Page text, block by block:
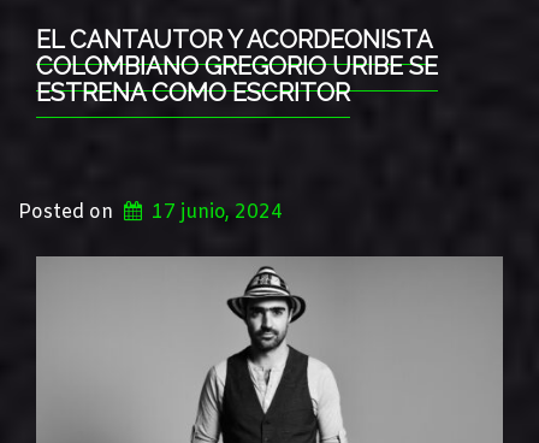
EL CANTAUTOR Y ACORDEONISTA
COLOMBIANO GREGORIO URIBE SE
ESTRENA COMO ESCRITOR
Posted on 17 junio, 2024